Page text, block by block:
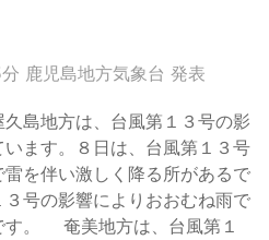
鹿児島地方気象台 発表
島地方は、台風第１３号の影
ます。８日は、台風第１３号
を伴い激しく降る所があるで
号の影響によりおおむね雨で
す。 奄美地方は、台風第１